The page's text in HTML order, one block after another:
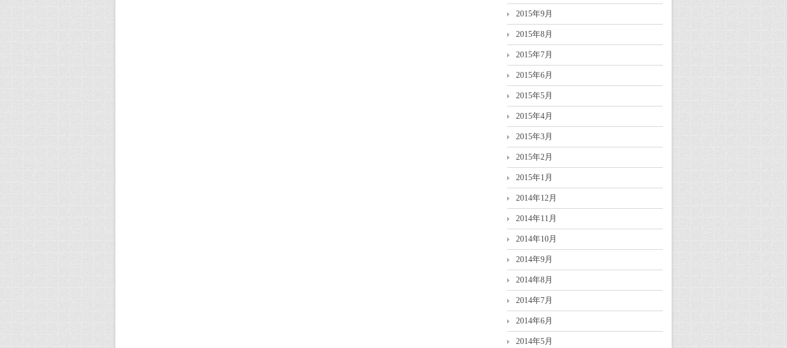
2015年9月
2015年8月
2015年7月
2015年6月
2015年5月
2015年4月
2015年3月
2015年2月
2015年1月
2014年12月
2014年11月
2014年10月
2014年9月
2014年8月
2014年7月
2014年6月
2014年5月